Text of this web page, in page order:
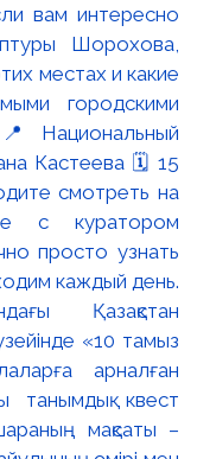
вам интересно
Шорохова,
местах и какие
городскими
Национальный
Кастеева 🗓 15
смотреть на
с куратором
просто узнать
каждый день.